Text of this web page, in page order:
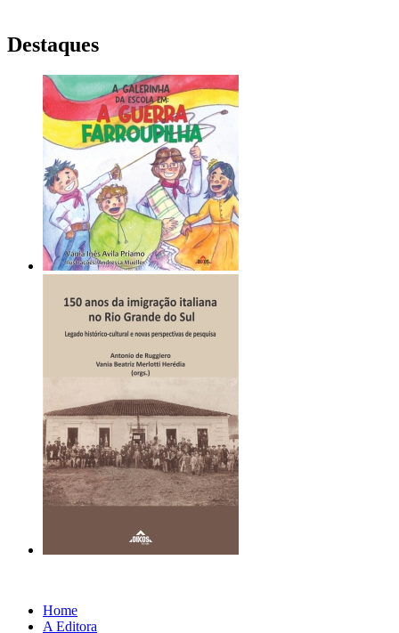
Destaques
Home
A Editora